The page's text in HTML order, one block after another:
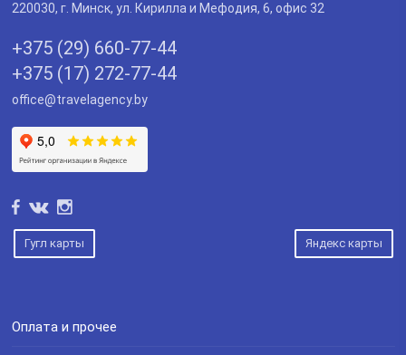
220030, г. Минск, ул. Кирилла и Мефодия, 6, офис 32
+375 (29) 660-77-44
+375 (17) 272-77-44
office@travelagency.by
Гугл карты Яндекс карты
Оплата и прочее